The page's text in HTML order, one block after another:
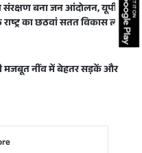
संरक्षण बना जन आंदोलन, यूपी ने
का छठवां सतत विकास लक्ष्य
मजबूत नींव में बेहतर सड़कें और